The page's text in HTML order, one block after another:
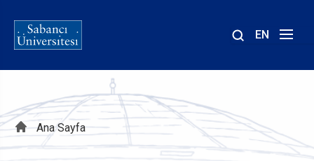
EN
Sayfa
yolu
Ana Sayfa